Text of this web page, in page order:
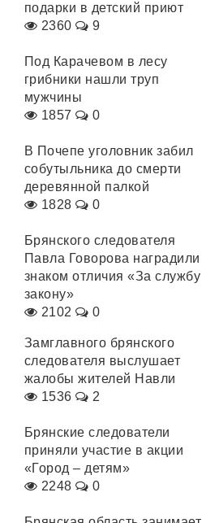
подарки в детский приют
2360
9
Под Карачевом в лесу
грибники нашли труп
мужчины
1857
0
В Почепе уголовник забил
собутыльника до смерти
деревянной палкой
1828
0
Брянского следователя
Павла Говорова наградили
знаком отличия «За службу
закону»
2102
0
Замглавного брянского
следователя выслушает
жалобы жителей Навли
1536
2
Брянские следователи
приняли участие в акции
«Город – детям»
2248
0